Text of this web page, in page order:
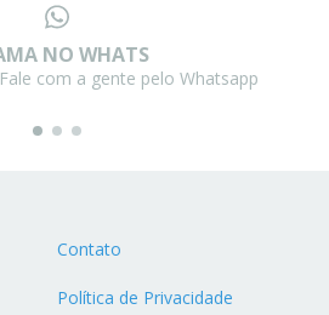
NO WHATS
com a gente pelo Whatsapp
Contato
Política de Privacidade